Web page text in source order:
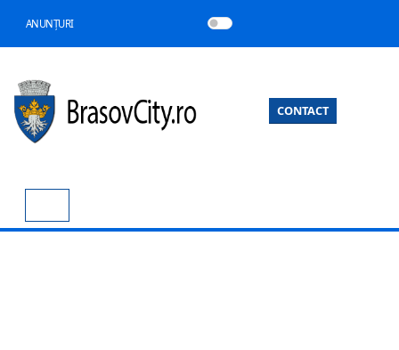
ANUNȚURI
CONTACT